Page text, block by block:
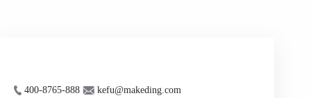
400-8765-888 kefu@makeding.com